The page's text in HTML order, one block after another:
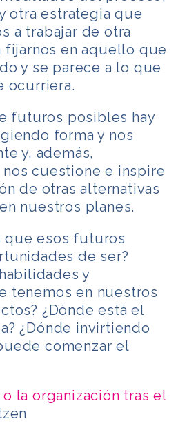
otra estrategia que
a trabajar de otra
fijarnos en aquello que
y se parece a lo que
ocurriera.
futuros posibles hay
forma y nos
y, además,
cuestione e inspire
de otras alternativas
nuestros planes.
que esos futuros
de ser?
y
tenemos en nuestros
¿Dónde está el
¿Dónde invirtiendo
comenzar el
la organización tras el